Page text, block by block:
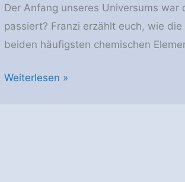
Der Anfang unseres Universums
passiert? Franzi erzählt euch, wie
beiden häufigsten chemischen
AstroGeo
Weiterlesen »